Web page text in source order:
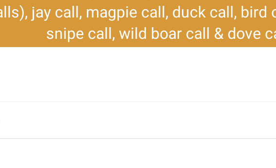
jay call, magpie call, duck call, bird
snipe call, wild boar call & dove